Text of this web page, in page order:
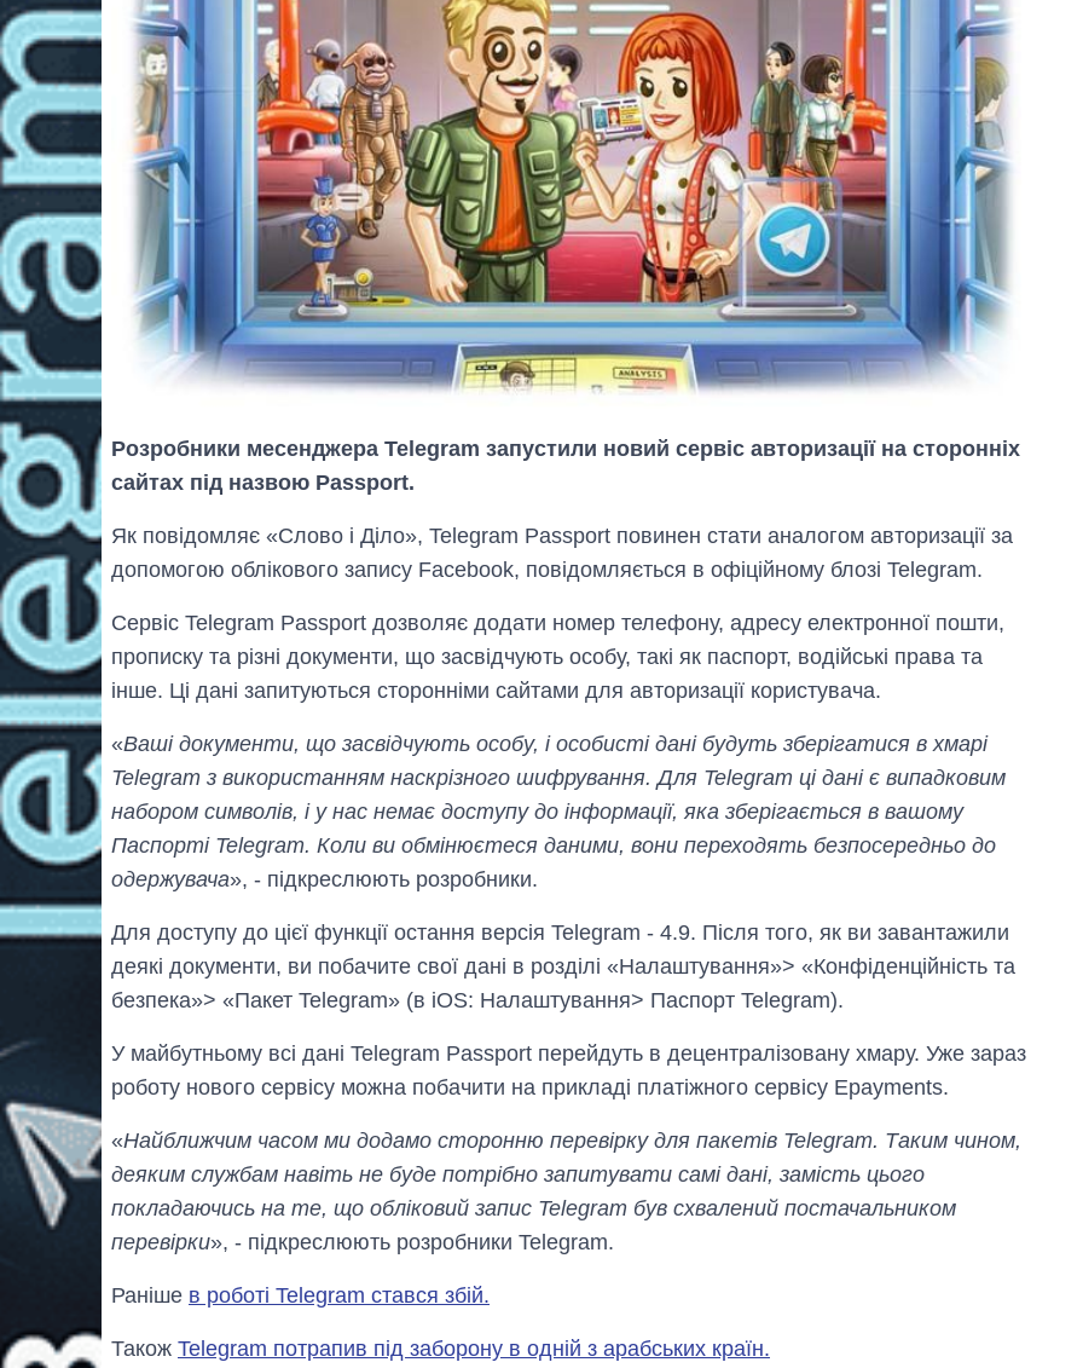
Розробники месенджера Telegram запустили новий сервіс авторизації на сторонніх
сайтах під назвою Passport.
Як повідомляє «Слово і Діло», Telegram Passport повинен стати аналогом авторизації за
допомогою облікового запису Facebook, повідомляється в офіційному блозі Telegram.
Сервіс Telegram Passport дозволяє додати номер телефону, адресу електронної пошти,
прописку та різні документи, що засвідчують особу, такі як паспорт, водійські права та
інше. Ці дані запитуються сторонніми сайтами для авторизації користувача.
«Ваші документи, що засвідчують особу, і особисті дані будуть зберігатися в хмарі
Telegram з використанням наскрізного шифрування. Для Telegram ці дані є випадковим
набором символів, і у нас немає доступу до інформації, яка зберігається в вашому
Паспорті Telegram. Коли ви обмінюєтеся даними, вони переходять безпосередньо до
одержувача», - підкреслюють розробники.
Для доступу до цієї функції остання версія Telegram - 4.9. Після того, як ви завантажили
деякі документи, ви побачите свої дані в розділі «Налаштування»> «Конфіденційність та
безпека»> «Пакет Telegram» (в iOS: Налаштування> Паспорт Telegram).
У майбутньому всі дані Telegram Passport перейдуть в децентралізовану хмару. Уже зараз
роботу нового сервісу можна побачити на прикладі платіжного сервісу Epayments.
«Найближчим часом ми додамо сторонню перевірку для пакетів Telegram. Таким чином,
деяким службам навіть не буде потрібно запитувати самі дані, замість цього
покладаючись на те, що обліковий запис Telegram був схвалений постачальником
перевірки», - підкреслюють розробники Telegram.
Раніше в роботі Telegram стався збій.
Також Telegram потрапив під заборону в одній з арабських країн.
Як зменшилася
Україні за роки
вторгнення